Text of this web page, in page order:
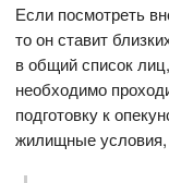
Если посмотреть
то он ставит
в общий список
необходимо
подготовку к
жилищные